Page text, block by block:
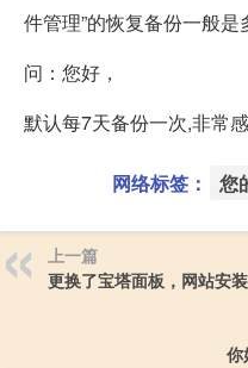
件管理”的恢复备份一般是
问：您好，
默认每7天备份一次,非常
网络标签： 您
上一篇
更换了宝塔面板，网站安
你